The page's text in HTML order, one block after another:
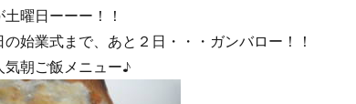
曜日ーーー！！
始業式まで、あと２日・・・ガンバロー！！
気朝ご飯メニュー♪